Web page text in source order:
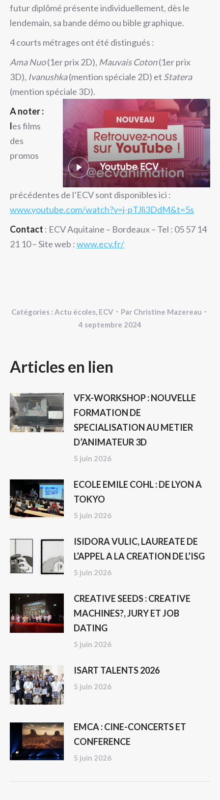
futur diplômé présente individuellement, dès le
lendemain, sa bande démo ou bible graphique.
4 courts métrages ont été distingués :
Ama Nuo(1er prix 2D), Mauvais Coton(1er prix
3D), Ivanushka(mention spéciale 2D) et Statera
(mention spéciale 3D).
A noter :
les films
des
promos
précédentes de l’ECV sont disponibles ici :
www.youtube.com/watch?v=j-pTJli3DdM&t=5s
Contact : ECV Aquitaine – Bordeaux – Tel : 05 57 14
21 10 – Site web :www.ecv.fr/
Catégories : Actu écoles, ECV Par Christine Mazereau
4 septembre 2024
NAVIGATION
ARTICLE
Articles en lien
VFX-WORKSHOP : NOUVELLE
FORMATION DE
SPECIALISATION AU METIER
D’ANIMATEUR 3D
5 juin 2026
ECOLE EMILE COHL : DE LYON A
TOKYO
5 juin 2026
ISIDORA VULIC, LAUREATE DE
L’APPEL A LA CREATION DE L’ISG
5 juin 2026
CREATIVE SEEDS : CREATIVE
MACHINES?, JURY ET JOB
DATING
5 juin 2026
ISART TALENTS 2026
5 juin 2026
EMCA : CINE-CONCERTS ET
CONFERENCE
5 juin 2026